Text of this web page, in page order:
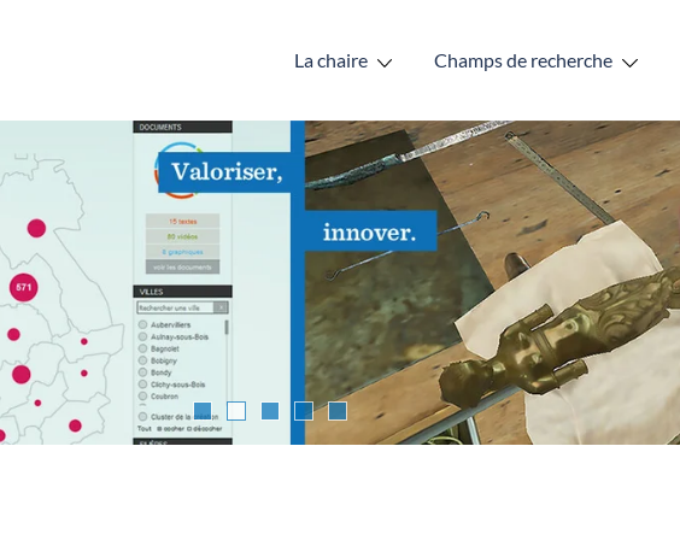
La chaire Champs de recherche